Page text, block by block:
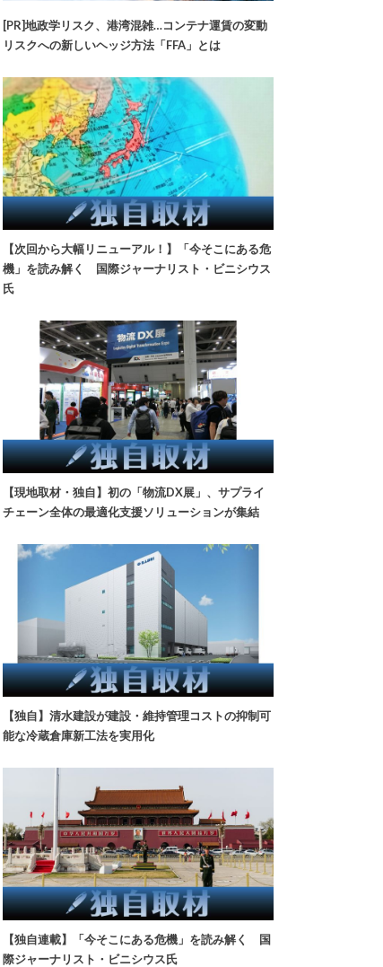
[PR]地政学リスク、港湾混雑…コンテナ運賃の変動
リスクへの新しいヘッジ方法「FFA」とは
【次回から大幅リニューアル！】「今そこにある危
機」を読み解く 国際ジャーナリスト・ビニシウス
氏
【現地取材・独自】初の「物流DX展」、サプライ
チェーン全体の最適化支援ソリューションが集結
【独自】清水建設が建設・維持管理コストの抑制可
能な冷蔵倉庫新工法を実用化
【独自連載】「今そこにある危機」を読み解く 国
際ジャーナリスト・ビニシウス氏